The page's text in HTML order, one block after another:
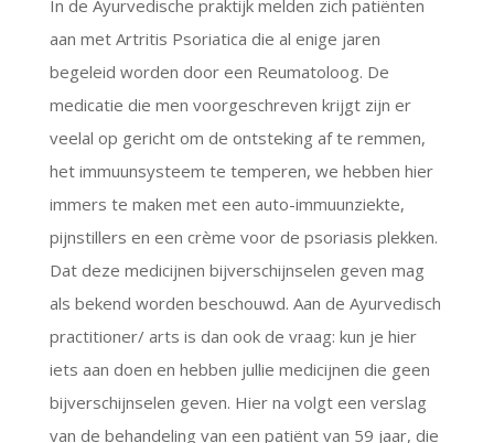
In de Ayurvedische praktijk melden zich patiënten
aan met Artritis Psoriatica die al enige jaren
begeleid worden door een Reumatoloog. De
medicatie die men voorgeschreven krijgt zijn er
veelal op gericht om de ontsteking af te remmen,
het immuunsysteem te temperen, we hebben hier
immers te maken met een auto-immuunziekte,
pijnstillers en een crème voor de psoriasis plekken.
Dat deze medicijnen bijverschijnselen geven mag
als bekend worden beschouwd. Aan de Ayurvedisch
practitioner/ arts is dan ook de vraag: kun je hier
iets aan doen en hebben jullie medicijnen die geen
bijverschijnselen geven. Hier na volgt een verslag
van de behandeling van een patiënt van 59 jaar, die